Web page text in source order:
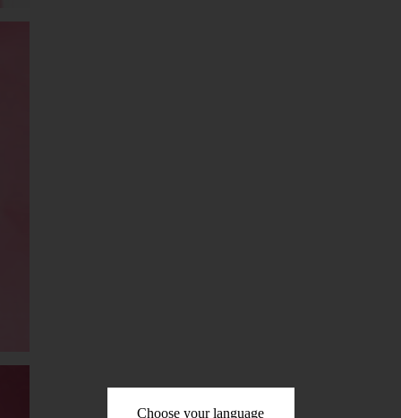
Choose your language